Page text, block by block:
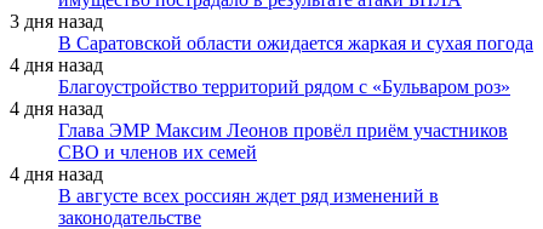
3 дня назад
В Саратовской области ожидается жаркая и сухая погода
4 дня назад
Благоустройство территорий рядом с «Бульваром роз»
4 дня назад
Глава ЭМР Максим Леонов провёл приём участников
СВО и членов их семей
4 дня назад
В августе всех россиян ждет ряд изменений в
законодательстве